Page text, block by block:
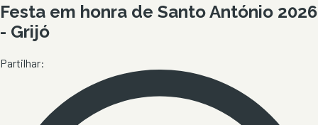
Festa em honra de Santo António 2026
- Grijó
Partilhar: